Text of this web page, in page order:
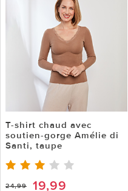
T-shirt chaud avec
soutien-gorge Amélie di
Santi, taupe
24,99 19,99